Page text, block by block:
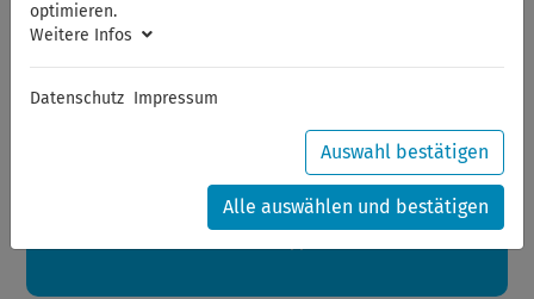
Sommerferien
Sehr geehrte Kunden,
Ihre Bestellungen in diesem Zeitraum werden ab dem
24.08.2026 verschickt.
Eine schöne Sommerpause
optimieren.
Weitere Infos
Datenschutz Impressum
Auswahl bestätigen
Alle auswählen und bestätigen